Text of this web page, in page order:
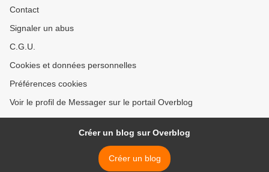
Contact
Signaler un abus
C.G.U.
Cookies et données personnelles
Préférences cookies
Voir le profil de Messager sur le portail Overblog
Créer un blog sur Overblog
Créer un blog